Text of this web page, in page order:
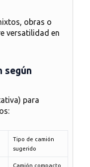
obras o
versatilidad en
según
para
Tipo de camión
sugerido
Camión compacto